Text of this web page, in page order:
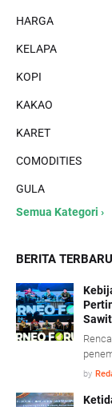
HARGA
KELAPA
KOPI
KAKAO
KARET
COMODITIES
GULA
Semua Kategori ›
BERITA TERBARU
Sawit
(DHE
by